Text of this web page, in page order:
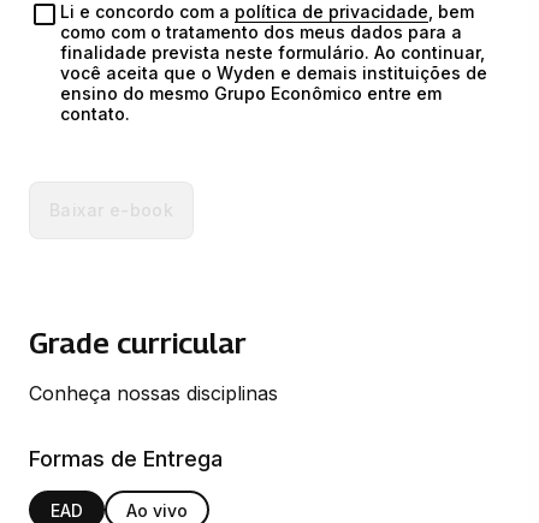
Li e concordo com a política de privacidade , bem
como com o tratamento dos meus dados para a
finalidade prevista neste formulário. Ao continuar,
você aceita que o Wyden e demais instituições de
ensino do mesmo Grupo Econômico entre em
contato.
Grade curricular
Conheça nossas disciplinas
Formas de Entrega
EAD Ao vivo